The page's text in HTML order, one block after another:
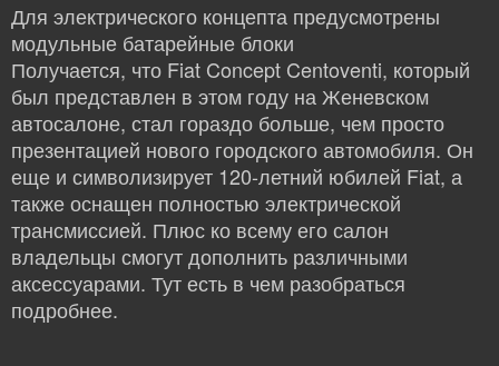
Для электрического концепта предусмотрены
модульные батарейные блоки
Получается, что Fiat Concept Centoventi, который
был представлен в этом году на Женевском
автосалоне, стал гораздо больше, чем просто
презентацией нового городского автомобиля. Он
еще и символизирует 120-летний юбилей Fiat, а
также оснащен полностью электрической
трансмиссией. Плюс ко всему его салон
владельцы смогут дополнить различными
аксессуарами. Тут есть в чем разобраться
подробнее.